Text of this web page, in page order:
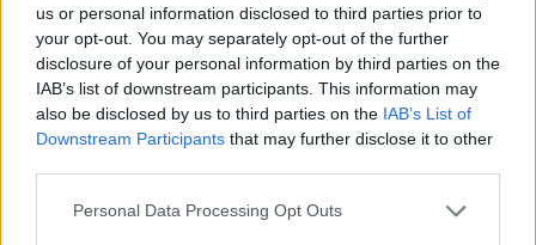
us or personal information disclosed to third parties prior to
your opt-out. You may separately opt-out of the further
disclosure of your personal information by third parties on the
IAB’s list of downstream participants. This information may
also be disclosed by us to third parties on the IAB’s List of
Downstream Participants that may further disclose it to other
Personal Data Processing Opt Outs
Manualidades con fotos
¡Te proponemos 10 manualidades con fotos,
fáciles, originales y divertidas, que incluso puedes
hacer con tu hijo!¡El resultado será sorprendente!
Manualidades con rollos de papel